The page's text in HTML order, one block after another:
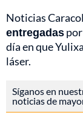
Noticias
entregadas
día en que
láser.
Síganos en
noticias de